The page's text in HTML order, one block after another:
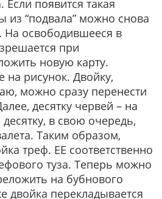
Если появится такая
из “подвала” можно снова
На освободившееся в
при
новую карту.
на рисунок. Двойку,
можно сразу перенести
десятку червей – на
в свою очередь,
Таким образом,
треф. ЕЕ соответственно
туза. Теперь можно
на бубнового
двойка перекладывается